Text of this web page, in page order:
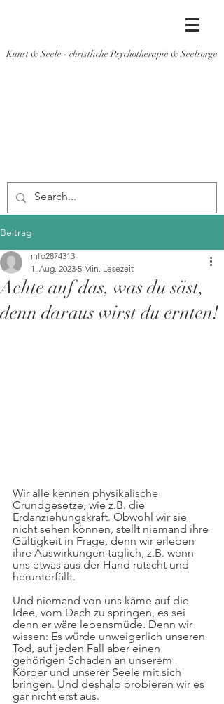
Kunst & Seele - christliche Psychotherapie & Seelsorge
Beitrag
Achte auf das, was du säst,
denn daraus wirst du ernten!
info2874313
1. Aug. 2023 5 Min. Lesezeit
Wir alle kennen physikalische
Grundgesetze, wie z.B. die
Erdanziehungskraft. Obwohl wir sie
nicht sehen können, stellt niemand ihre
Gültigkeit in Frage, denn wir erleben
ihre Auswirkungen täglich, z.B. wenn
uns etwas aus der Hand rutscht und
herunterfällt.
Und niemand von uns käme auf die
Idee, vom Dach zu springen, es sei
denn er wäre lebensmüde. Denn wir
wissen: Es würde unweigerlich unseren
Tod, auf jeden Fall aber einen
gehörigen Schaden an unserem
Körper und unserer Seele mit sich
bringen. Und deshalb probieren wir es
gar nicht erst aus.